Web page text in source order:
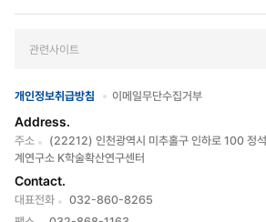
개인정보취급방침 이메일무단수집거부
Address.
주소
(22212) 인천광역시 미추홀구 인하로 100 정
계연구소 K학술확산연구센터
Contact.
대표전화
032-860-8265
관련사이트